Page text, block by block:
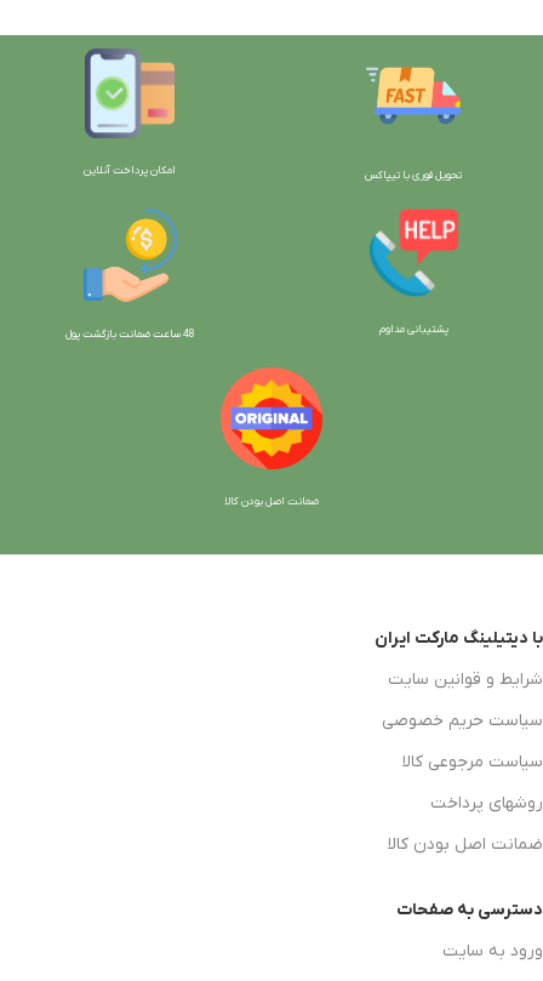
تحویل فوری با تیپاکس امکان پرداخت آنلاین
پشتیبانی مداوم 48 ساعت ضمانت بازگش ت پول
ضمانت اصل بودن کالا
با دیتیلینگ مارکت ایران
شرایط و قوانین سایت
سیاست حریم خصوصی
سیاست مرجوعی کالا
روشهای پرداخت
ضمانت اصل بودن کالا
دسترسی به صفحات
ورود به سایت